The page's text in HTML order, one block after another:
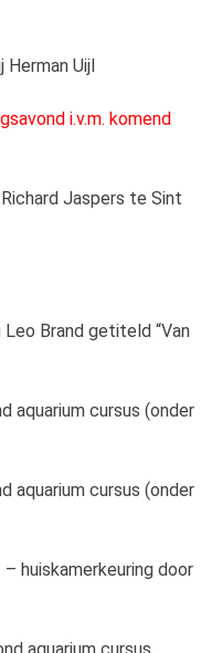
Herman Uijl
i.v.m. komend
Richard Jaspers te Sint
Leo Brand getiteld “Van
aquarium cursus (onder
aquarium cursus (onder
– huiskamerkeuring door